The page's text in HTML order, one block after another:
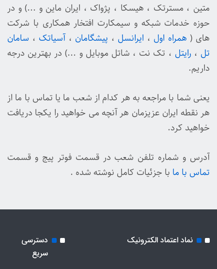
متین ، مسترتک ، هیسکا ، پژواک ، ایران ماین و ...) و در
حوزه خدمات شبکه و سیمکارت افتخار همکاری با شرکت
های ( همراه اول ، ایرانسل ، پیشگامان ،آسیاتک ، سامان
تل ، رایتل ، تک نت ، شاتل موبایل و ...) در بهترین درجه
داریم.
یعنی شما با مراجعه به هر کدام از شعب ما یا تماس با ما از
هر نقطه ایران عزیزمان هر آنچه می خواهید را یکجا دریافت
خواهید کرد.
آدرس و شماره تلفن شعب در قسمت فوتر پیج و قسمت
تماس با ما با جزئیات کامل نوشته شده .
نماد اعتماد الکترونیک
دسترسی
سریع